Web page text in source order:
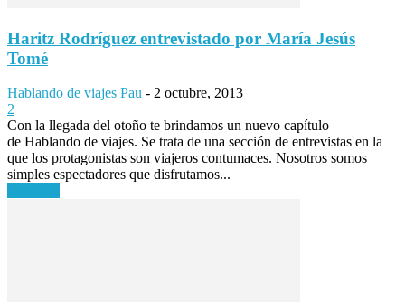
Haritz Rodríguez entrevistado por María Jesús
Tomé
Hablando de viajes Pau - 2 octubre, 2013
2
Con la llegada del otoño te brindamos un nuevo capítulo
de Hablando de viajes. Se trata de una sección de entrevistas en la
que los protagonistas son viajeros contumaces. Nosotros somos
simples espectadores que disfrutamos...